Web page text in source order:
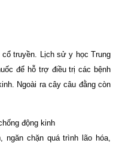
truyền. Lịch sử y học Trung
để hỗ trợ điều trị các bệnh
Ngoài ra cây câu đằng còn
động kinh
ngăn chặn quá trình lão hóa,